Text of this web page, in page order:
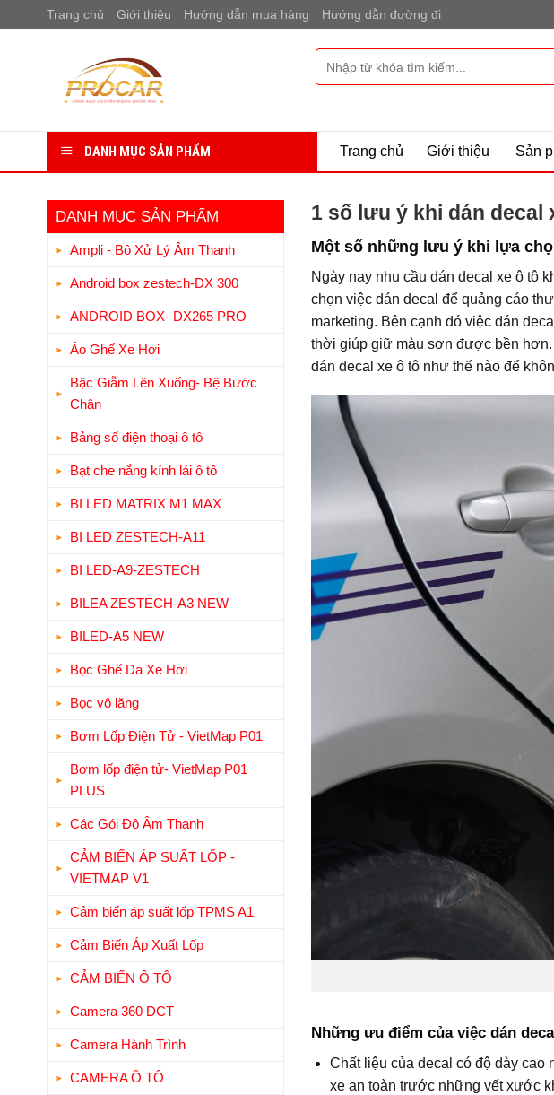
qua
Trang chủ Giới thiệu Hướng dẫn mua hàng Hướng dẫn đường đi
kiếm:
DANH MỤC SẢN PHẨM Trang chủ Giới thiệu Sản
DANH MỤC SẢN PHẨM
Ampli - Bộ Xử Lý Âm Thanh
Android box zestech-DX 300
ANDROID BOX- DX265 PRO
Áo Ghế Xe Hơi
Bậc Giẫm Lên Xuống- Bệ Bước
Chân
Bảng số điện thoại ô tô
Bạt che nắng kính lái ô tô
BI LED MATRIX M1 MAX
BI LED ZESTECH-A11
BI LED-A9-ZESTECH
BILEA ZESTECH-A3 NEW
BILED-A5 NEW
Bọc Ghế Da Xe Hơi
Bọc vô lăng
Bơm Lốp Điện Tử - VietMap P01
Bơm lốp điện tử- VietMap P01
PLUS
Các Gói Độ Âm Thanh
CẢM BIẾN ÁP SUẤT LỐP -
VIETMAP V1
Cảm biến áp suất lốp TPMS A1
Cảm Biến Áp Xuất Lốp
CẢM BIẾN Ô TÔ
Camera 360 DCT
Camera Hành Trình
CAMERA Ô TÔ
1 số lưu ý khi dán decal
Một số những lưu ý khi lựa
Ngày nay nhu cầu dán decal xe ô tô
chọn việc dán decal để quảng cáo
marketing. Bên cạnh đó việc dán
thời giúp giữ màu sơn được bền hơn.
dán decal xe ô tô như thế nào để
Những ưu điểm của việc dán
Chất liệu của decal có độ dày cao
xe an toàn trước những vết xước